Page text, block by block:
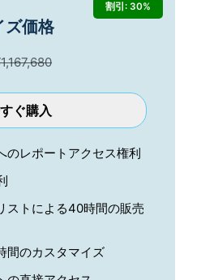
割引: 30%
ズ価格
ぐ購入
のレポートアクセス権利
ストによる40時間の販売
間のカスタマイズ